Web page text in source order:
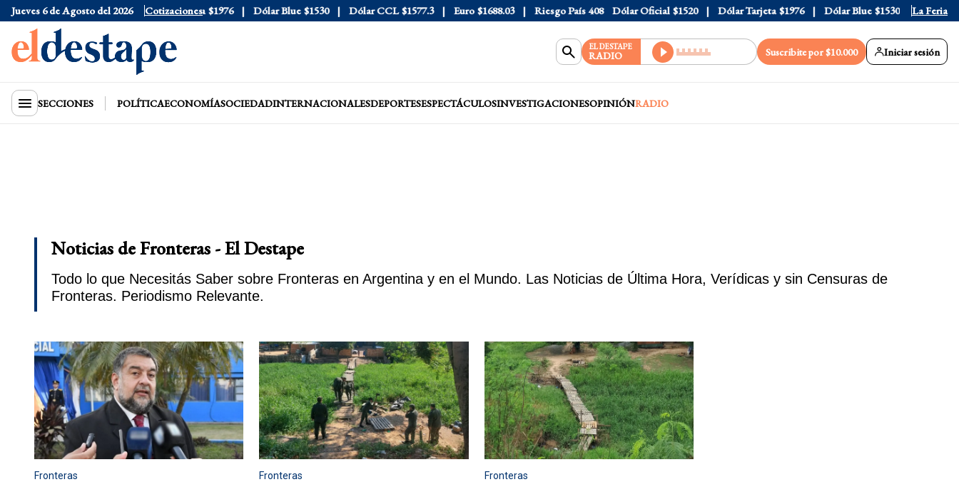
Jueves 6 de Agosto del 2026 Cotizaciones
Dólar Oficial $1520 Dólar Tarjeta $1976 Dólar Blue $1530 Dólar CCL $1577.3 Euro $1688.03 Riesgo País 408 Dólar Oficial $1520 Dólar Tarjeta $1976 Dólar Blue $1530 Dólar CCL
La Feria
EL DESTAPE
RADIO Suscribite por $10.000 Iniciar sesión
SECCIONES POLÍTICAECONOMÍASOCIEDADINTERNACIONALESDEPORTESESPECTÁCULOSINVESTIGACIONESOPINIÓNRADIO
Noticias de Fronteras - El Destape
Todo lo que Necesitás Saber sobre Fronteras en Argentina y en el Mundo. Las Noticias de Última Hora, Verídicas y sin Censuras de
Fronteras. Periodismo Relevante.
Fronteras Fronteras Fronteras